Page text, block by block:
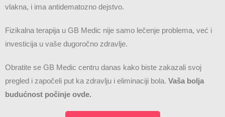
vlakna, i ima antidematozno dejstvo.
Fizikalna terapija u GB Medic nije samo lečenje problema, već i
investicija u vaše dugoročno zdravlje.
Obratite se GB Medic centru danas kako biste zakazali svoj
pregled i započeli put ka zdravlju i eliminaciji bola. Vaša bolja
budućnost počinje ovde.